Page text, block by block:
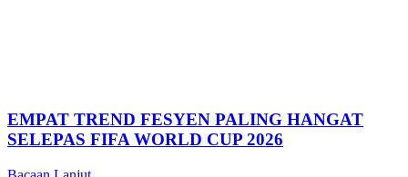
EMPAT TREND FESYEN PALING HANGAT
SELEPAS FIFA WORLD CUP 2026